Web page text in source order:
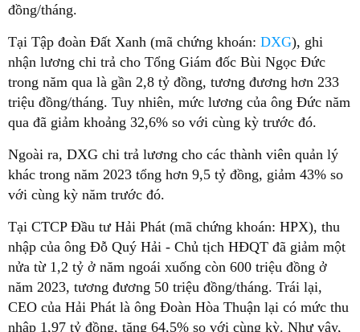
đồng/tháng.
Tại Tập đoàn Đất Xanh (mã chứng khoán: DXG), ghi
nhận lương chi trả cho Tổng Giám đốc Bùi Ngọc Đức
trong năm qua là gần 2,8 tỷ đồng, tương đương hơn 233
triệu đồng/tháng. Tuy nhiên, mức lương của ông Đức năm
qua đã giảm khoảng 32,6% so với cùng kỳ trước đó.
Ngoài ra, DXG chi trả lương cho các thành viên quản lý
khác trong năm 2023 tổng hơn 9,5 tỷ đồng, giảm 43% so
với cùng kỳ năm trước đó.
Tại CTCP Đầu tư Hải Phát (mã chứng khoán: HPX), thu
nhập của ông Đỗ Quý Hải - Chủ tịch HĐQT đã giảm một
nửa từ 1,2 tỷ ở năm ngoái xuống còn 600 triệu đồng ở
năm 2023, tương đương 50 triệu đồng/tháng. Trái lại,
CEO của Hải Phát là ông Đoàn Hòa Thuận lại có mức thu
nhập 1,97 tỷ đồng, tăng 64,5% so với cùng kỳ. Như vậy,